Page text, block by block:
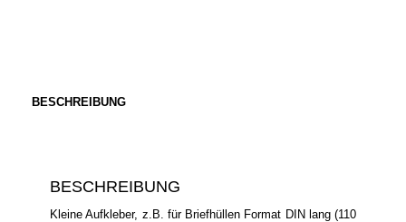
BESCHREIBUNG
BESCHREIBUNG
Kleine Aufkleber, z.B. für Briefhüllen Format DIN lang (110